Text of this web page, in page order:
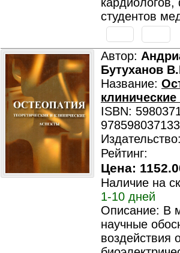
студентов
Автор:
Бутуханов
Название:
ISBN:
Издательство:
Рейтинг:
Цена:
Наличие на
1-10 дней
Описание: В
научные
воздействия